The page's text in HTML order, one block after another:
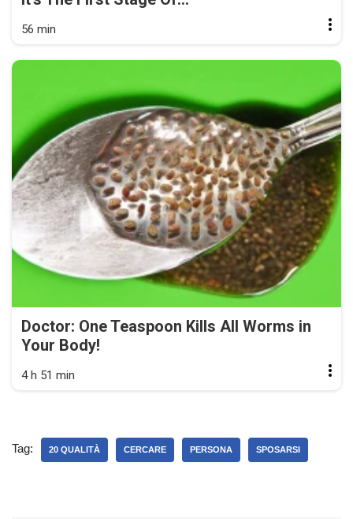
56 min
Doctor: One Teaspoon Kills All Worms in
Your Body!
4 h 51 min
Tag: 20 QUALITÀ CERCARE PERSONA SPOSARSI